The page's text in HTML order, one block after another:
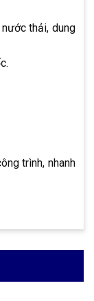
thải, dung
trình, nhanh